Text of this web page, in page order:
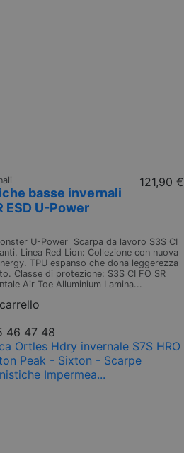
basse invernali
ESD U-Power
121,90 €
U-Power Scarpa da lavoro S3S CI
Linea Red Lion: Collezione con nuova
TPU espanso che dona leggerezza
Classe di protezione: S3S CI FO SR
Air Toe Alluminium Lamina...
46 47 48